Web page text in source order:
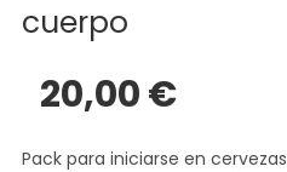
cuerpo
20,00 €
Pack para iniciarse en